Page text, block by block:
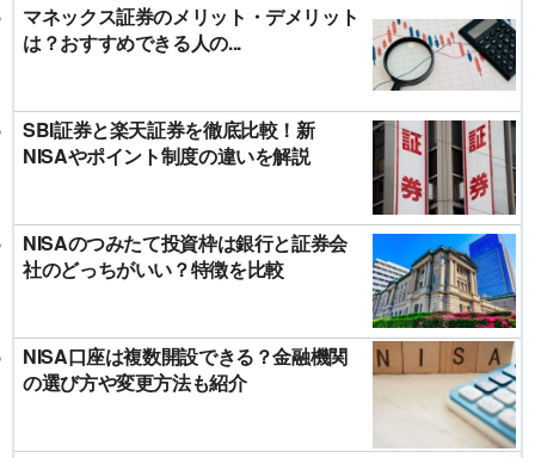
マネックス証券のメリット・デメリット
は？おすすめできる人の...
SBI証券と楽天証券を徹底比較！新
NISAやポイント制度の違いを解説
NISAのつみたて投資枠は銀行と証券会
社のどっちがいい？特徴を比較
NISA口座は複数開設できる？金融機関
の選び方や変更方法も紹介